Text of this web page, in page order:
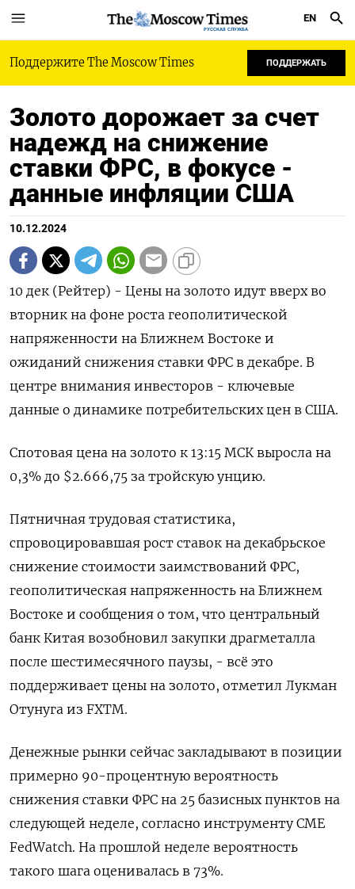
РУССКАЯ СЛУЖБА
EN
Поддержите The Moscow Times ПОДДЕРЖАТЬ
Золото дорожает за счет
надежд на снижение
ставки ФРС, в фокусе -
данные инфляции США
10.12.2024
10 дек (Рейтер) - Цены на золото идут вверх во
вторник на фоне роста геополитической
напряженности на Ближнем Востоке и
ожиданий снижения ставки ФРС в декабре. В
центре внимания инвесторов - ключевые
данные о динамике потребительских цен в США.
Спотовая цена на золото к 13:15 МСК выросла на
0,3% до $2.666,75​ за тройскую унцию.
Пятничная трудовая статистика,
спровоцировавшая рост ставок на декабрьское
снижение стоимости заимствований ФРС,
геополитическая напряженность на Ближнем
Востоке и сообщения о том, что центральный
банк Китая возобновил закупки драгметалла
после шестимесячного паузы, - всё это
поддерживает цены на золото, отметил Лукман
Отунуга из FXTM.
Денежные рынки сейчас закладывают в позиции
примерно 90-процентную вероятность
снижения ставки ФРС на 25 базисных пунктов на
следующей неделе, согласно инструменту CME
FedWatch. На прошлой неделе вероятность
такого шага оценивалась в 73%.